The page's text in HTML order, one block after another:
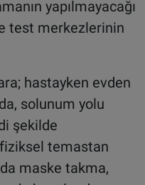
yapılmayacağı
test merkezlerinin
hastayken evden
solunum yolu
şekilde
temastan
maske takma,